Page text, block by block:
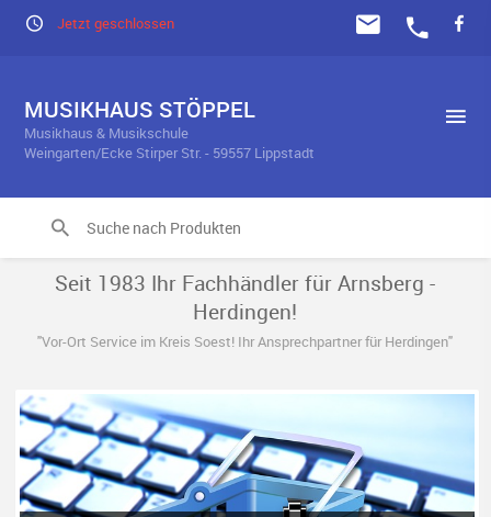
Jetzt geschlossen
MUSIKHAUS STÖPPEL
Musikhaus & Musikschule
Weingarten/Ecke Stirper Str. - 59557 Lippstadt
Seit 1983 Ihr Fachhändler für Arnsberg -
Herdingen!
"Vor-Ort Service im Kreis Soest! Ihr Ansprechpartner für Herdingen"